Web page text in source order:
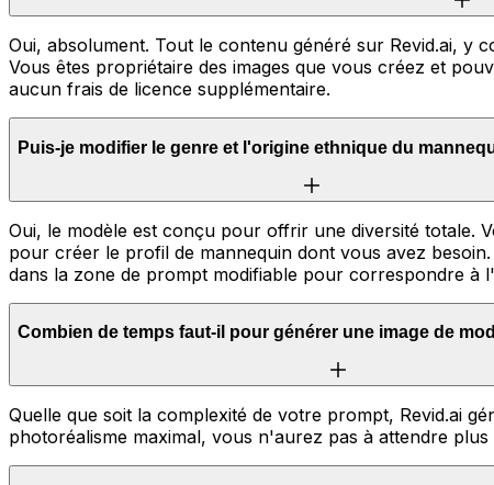
Oui, absolument. Tout le contenu généré sur Revid.ai, y
Vous êtes propriétaire des images que vous créez et
aucun frais de licence supplémentaire.
Puis-je modifier le genre et l'origine ethnique du
Oui, le modèle est conçu pour offrir une diversité totale.
pour créer le profil de mannequin dont vous avez
dans la zone de prompt modifiable pour correspondre à
Combien de temps faut-il pour générer une image de
Quelle que soit la complexité de votre prompt, Revid.ai
photoréalisme maximal, vous n'aurez pas à attendre